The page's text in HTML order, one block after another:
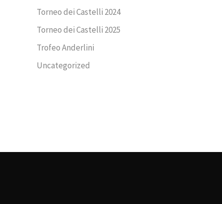
Torneo dei Castelli 2024
Torneo dei Castelli 2025
Trofeo Anderlini
Uncategorized